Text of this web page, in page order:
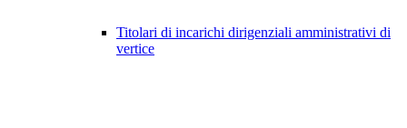
Titolari di incarichi dirigenziali amministrativi di
vertice